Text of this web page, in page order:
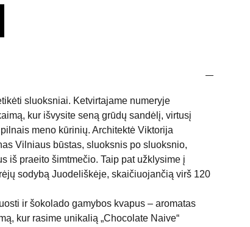
sluoksniai. Ketvirtajame numeryje
kur išvysite seną grūdų sandėlį, virtusį
meno kūrinių. Architektė Viktorija
Vilniaus būstas, sluoksnis po sluoksnio,
iš praeito šimtmečio. Taip pat užklysime į
sodybą Juodeliškėje, skaičiuojančią virš 120
ir šokolado gamybos kvapus – aromatas
kur rasime unikalią „Chocolate Naive“